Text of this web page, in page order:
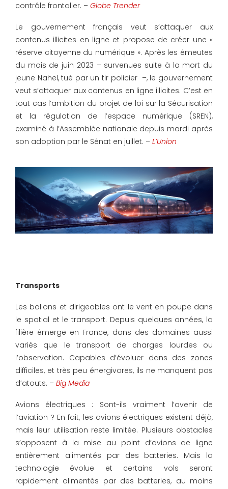
contrôle frontalier. – Globe Trender
Le gouvernement français veut s’attaquer aux
contenus illicites en ligne et propose de créer une «
réserve citoyenne du numérique ». Après les émeutes
du mois de juin 2023 – survenues suite à la mort du
jeune Nahel, tué par un tir policier –, le gouvernement
veut s’attaquer aux contenus en ligne illicites. C’est en
tout cas l’ambition du projet de loi sur la Sécurisation
et la régulation de l’espace numérique (SREN),
examiné à l’Assemblée nationale depuis mardi après
son adoption par le Sénat en juillet. – L’Union
Transports
Les ballons et dirigeables ont le vent en poupe dans
le spatial et le transport. Depuis quelques années, la
filière émerge en France, dans des domaines aussi
variés que le transport de charges lourdes ou
l’observation. Capables d’évoluer dans des zones
difficiles, et très peu énergivores, ils ne manquent pas
d’atouts. – Big Media
Avions électriques : Sont-ils vraiment l’avenir de
l’aviation ? En fait, les avions électriques existent déjà,
mais leur utilisation reste limitée. Plusieurs obstacles
s’opposent à la mise au point d’avions de ligne
entièrement alimentés par des batteries. Mais la
technologie évolue et certains vols seront
rapidement alimentés par des batteries, au moins